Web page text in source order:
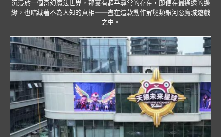
沉浸於一個奇幻魔法世界，那裏有超乎尋常的存在，即便在最遙遠的邊
緣，也暗藏著不為人知的真相——盡在這款動作解謎類銀河惡魔城遊戲
之中。